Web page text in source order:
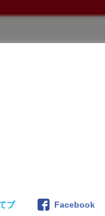
ブ Facebook